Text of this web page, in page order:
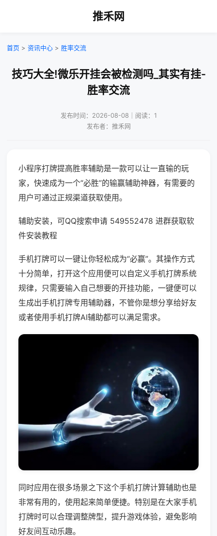
推禾网
首页 > 资讯中心 > 胜率交流
技巧大全!微乐开挂会被检测吗_其实有挂-
胜率交流
发布时间：2026-08-08｜阅读：1
发布者：推禾网
小程序打牌提高胜率辅助是一款可以让一直输的玩
家，快速成为一个“必胜”的输赢辅助神器，有需要的
用户可通过正规渠道获取使用。
辅助安装，可QQ搜索申请 549552478 进群获取软
件安装教程
手机打牌可以一键让你轻松成为“必赢”。其操作方式
十分简单，打开这个应用便可以自定义手机打牌系统
规律，只需要输入自己想要的开挂功能，一键便可以
生成出手机打牌专用辅助器，不管你是想分享给好友
或者使用手机打牌AI辅助都可以满足需求。
同时应用在很多场景之下这个手机打牌计算辅助也是
非常有用的，使用起来简单便捷。特别是在大家手机
打牌时可以合理调整牌型，提升游戏体验，避免影响
好友间互动乐趣。